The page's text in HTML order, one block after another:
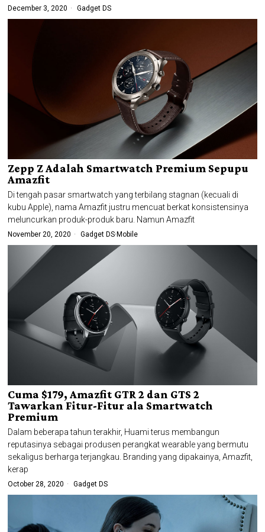
December 3, 2020 Gadget DS
Zepp Z Adalah Smartwatch Premium Sepupu
Amazfit
Di tengah pasar smartwatch yang terbilang stagnan (kecuali di
kubu Apple), nama Amazfit justru mencuat berkat konsistensinya
meluncurkan produk-produk baru. Namun Amazfit
November 20, 2020 Gadget DS· Mobile
Cuma $179, Amazfit GTR 2 dan GTS 2
Tawarkan Fitur-Fitur ala Smartwatch
Premium
Dalam beberapa tahun terakhir, Huami terus membangun
reputasinya sebagai produsen perangkat wearable yang bermutu
sekaligus berharga terjangkau. Branding yang dipakainya, Amazfit,
kerap
October 28, 2020 Gadget DS